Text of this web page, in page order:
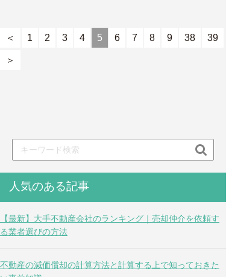
＜ 1 2 3 4 5 6 7 8 9 38 39
＞

人気のある記事
【最新】大手不動産会社のランキング｜売却仲介を依頼す
る業者選びの方法
不動産の減価償却の計算方法と計算する上で知っておきた